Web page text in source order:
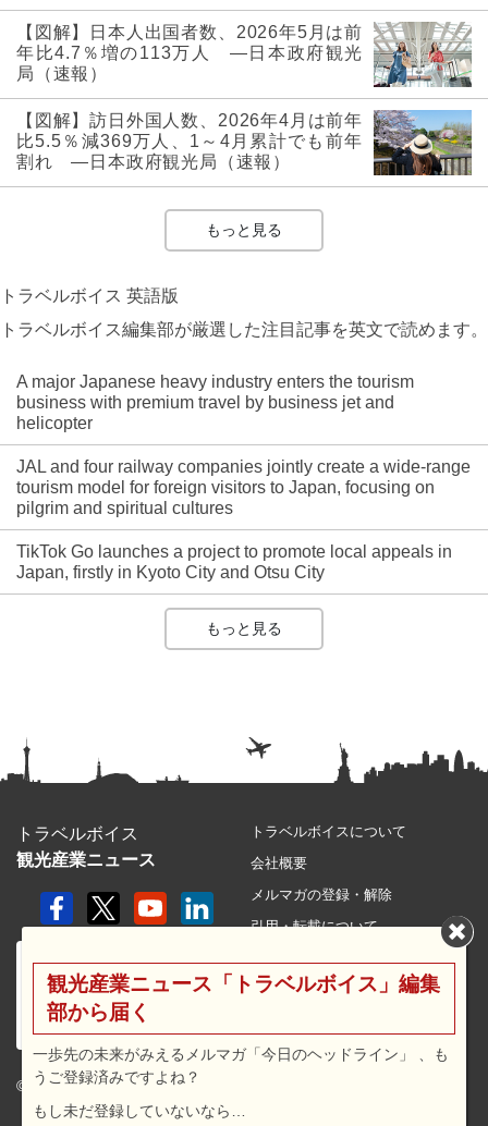
【図解】日本人出国者数、2026年5月は前
年比4.7％増の113万人 ―日本政府観光
局（速報）
【図解】訪日外国人数、2026年4月は前年
比5.5％減369万人、1～4月累計でも前年
割れ ―日本政府観光局（速報）
もっと見る
トラベルボイス 英語版
トラベルボイス編集部が厳選した注目記事を英文で読めます。
A major Japanese heavy industry enters the tourism
business with premium travel by business jet and
helicopter
JAL and four railway companies jointly create a wide-range
tourism model for foreign visitors to Japan, focusing on
pilgrim and spiritual cultures
TikTok Go launches a project to promote local appeals in
Japan, firstly in Kyoto City and Otsu City
もっと見る
トラベルボイス
観光産業ニュース
© 2026 travel voice.
トラベルボイスについて
会社概要
メルマガの登録・解除
引用・転載について
利用規約
広告メニュー・料金
観光産業ニュース「トラベルボイス」編集
部から届く
一歩先の未来がみえるメルマガ「今日のヘッドライン」 、も
うご登録済みですよね？
もし未だ登録していないなら…